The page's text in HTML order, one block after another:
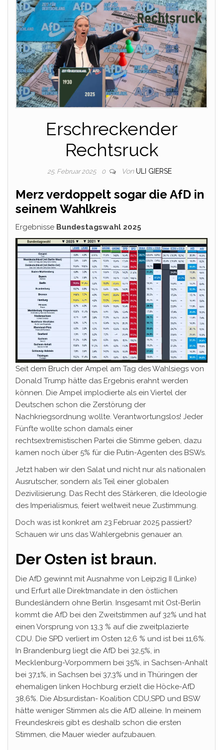
Erschreckender
Rechtsruck
25. Februar 2025 0 Von ULI GIERSE
Merz verdoppelt sogar die AfD in
seinem Wahlkreis
Ergebnisse Bundestagswahl 2025
Seit dem Bruch der Ampel am Tag des Wahlsiegs von
Donald Trump hätte das Ergebnis erahnt werden
können. Die Ampel implodierte als ein Viertel der
Deutschen schon die Zerstörung der
Nachkriegsordnung wollte. Verantwortungslos! Jeder
Fünfte wollte schon damals einer
rechtsextremistischen Partei die Stimme geben, dazu
kamen noch über 5% für die Putin-Agenten des BSWs.
Jetzt haben wir den Salat und nicht nur als nationalen
Ausrutscher, sondern als Teil einer globalen
Dezivilisierung. Das Recht des Stärkeren, die Ideologie
des Imperialismus, feiert weltweit neue Zustimmung.
Doch was ist konkret am 23.Februar 2025 passiert?
Schauen wir uns das Wahlergebnis genauer an.
Der Osten ist braun.
Die AfD gewinnt mit Ausnahme von Leipzig II (Linke)
und Erfurt alle Direktmandate in den östlichen
Bundesländern ohne Berlin. Insgesamt mit Ost-Berlin
kommt die AfD bei den Zweitstimmen auf 32% und hat
einen Vorsprung von 13,3 % auf die zweitplazierte
CDU. Die SPD verliert im Osten 12,6 % und ist bei 11,6%.
In Brandenburg liegt die AfD bei 32,5%, in
Mecklenburg-Vorpommern bei 35%, in Sachsen-Anhalt
bei 37,1%, in Sachsen bei 37,3% und in Thüringen der
ehemaligen linken Hochburg erzielt die Höcke-AfD
38,6%. Die Absurdistan- Koalition CDU,SPD und BSW
hätte weniger Stimmen als die AfD alleine. In meinem
Freundeskreis gibt es deshalb schon die ersten
Stimmen, die Mauer wieder aufzubauen.